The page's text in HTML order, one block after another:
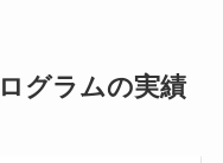
グラムの実績